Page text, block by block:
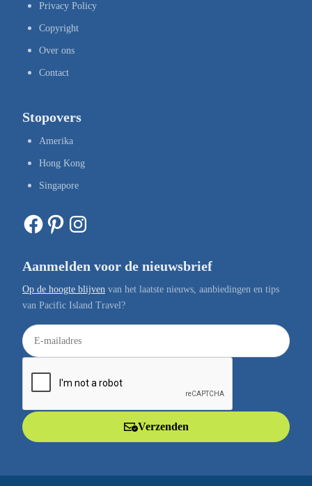
Privacy Policy
Copyright
Over ons
Contact
Stopovers
Amerika
Hong Kong
Singapore
Facebook Pinterest Instagram
Aanmelden voor de nieuwsbrief
Op de hoogte blijven van het laatste nieuws, aanbiedingen en tips
van Pacific Island Travel?
E
-
a
Verzenden